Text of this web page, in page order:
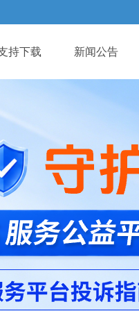
持下载 新闻公告